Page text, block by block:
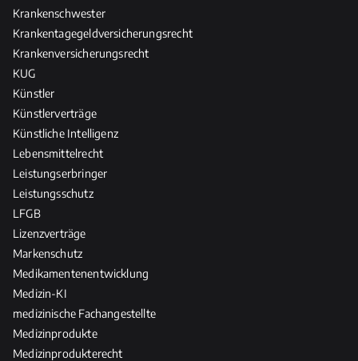
Krankenschwester
Krankentagegeldversicherungsrecht
Krankenversicherungsrecht
KUG
Künstler
Künstlerverträge
Künstliche Intelligenz
Lebensmittelrecht
Leistungserbringer
Leistungsschutz
LFGB
Lizenzverträge
Markenschutz
Medikamentenentwicklung
Medizin-KI
medizinische Fachangestellte
Medizinprodukte
Medizinprodukterecht